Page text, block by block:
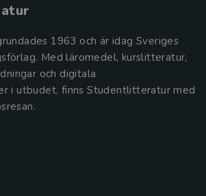
1963 och är idag Sveriges
Med läromedel, kurslitteratur,
och digitala
i utbudet, finns Studentlitteratur med